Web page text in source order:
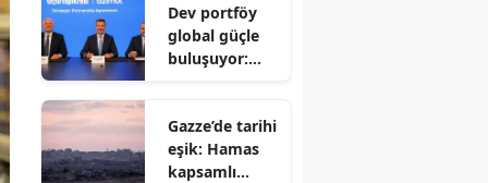
Bakanı
gizlenen
detayları
Dev portföy
global güçle
buluşuyor:
sıkıştı
Gazze’de tarihi
eşik: Hamas
kapsamlı